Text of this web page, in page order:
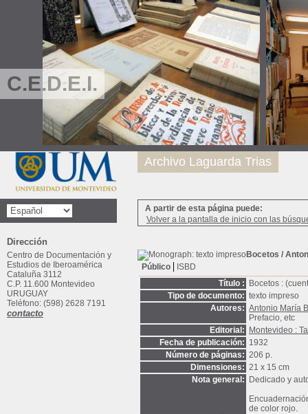
C.E.D.E.I.
A partir de esta página puede:
Volver a la pantalla de inicio con las
Bocetos /
Público
ISBD
Título :
Bocetos :
Tipo de documento: texto impreso
Autores: Antonio María
Prefacio, etc
Editorial:
Montevideo :
Fecha de publicación: 1932
Número de páginas: 206 p.
Dimensiones: 21 x 15 cm
Nota general:
Dedicado y
de color rojo.
Archivo Laguarda Trias
Dirección
Centro de Documentación y
Estudios de Iberoamérica
Cataluña 3112
C.P. 11.600 Montevideo
URUGUAY
Teléfono: (598) 2628 7191
contacto